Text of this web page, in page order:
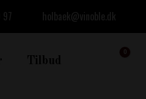
holbaek@vinoble.dk
Tilbud